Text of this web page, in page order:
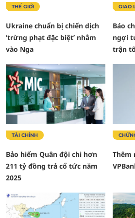
THẾ GIỚI
Ukraine chuẩn bị chiến dịch
‘trừng phạt đặc biệt’ nhằm
vào Nga
GIAO
Báo
ngợi
trận
TÀI CHÍNH
Bảo hiểm Quân đội chi hơn
211 tỷ đồng trả cổ tức năm
2025
Thêm